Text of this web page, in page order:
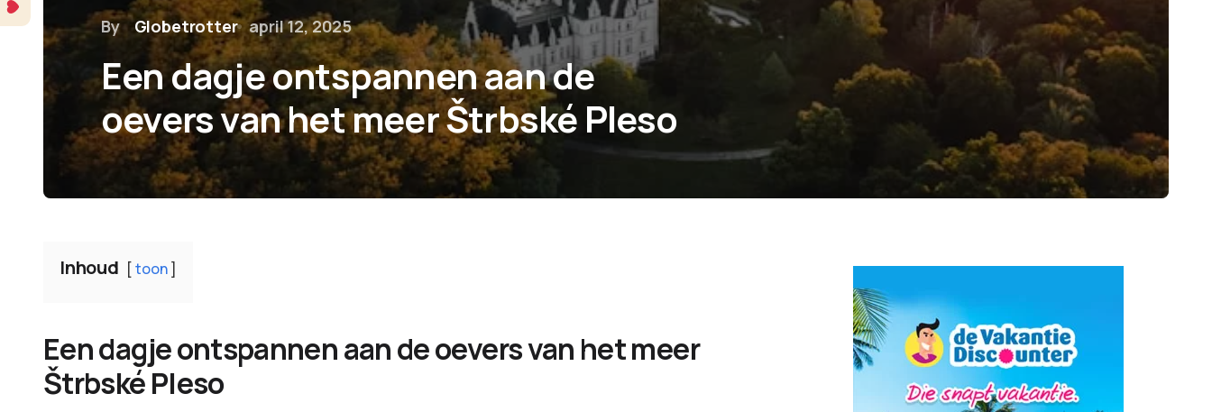
By Globetrotter april 12, 2025
Een dagje ontspannen aan de
oevers van het meer Štrbské Pleso
Inhoud toon
Een dagje ontspannen aan de oevers van het meer
Štrbské Pleso